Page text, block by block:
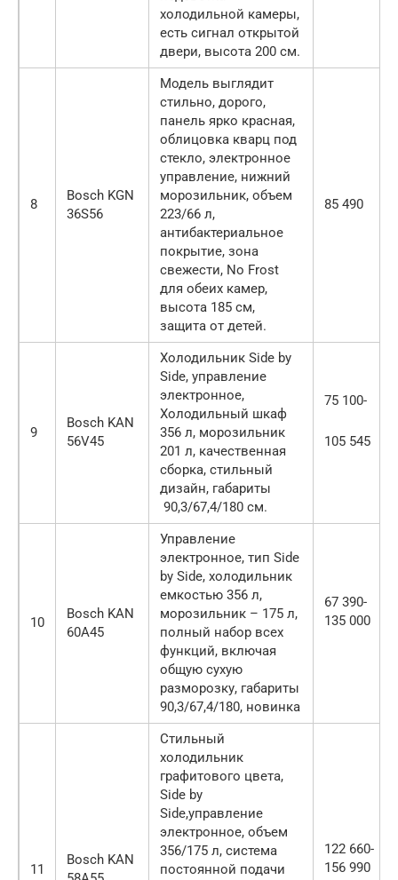
холодильной камеры,
есть сигнал открытой
двери, высота 200 см.
8
Bosch KGN
36S56
Модель выглядит
стильно, дорого,
панель ярко красная,
облицовка кварц под
стекло, электронное
управление, нижний
морозильник, объем
223/66 л,
антибактериальное
покрытие, зона
свежести, No Frost
для обеих камер,
высота 185 см,
защита от детей.
85 490
9
Bosch KAN
56V45
Холодильник Side by
Side, управление
электронное,
Холодильный шкаф
356 л, морозильник
201 л, качественная
сборка, стильный
дизайн, габариты
90,3/67,4/180 см.
75 100-
105 545
10
Bosch KAN
60A45
Управление
электронное, тип Side
by Side, холодильник
емкостью 356 л,
морозильник – 175 л,
полный набор всех
функций, включая
общую сухую
разморозку, габариты
90,3/67,4/180, новинка
67 390-
135 000
11
Bosch KAN
Стильный
холодильник
графитового цвета,
Side by
Side,управление
электронное, объем
356/175 л, система
постоянной подачи
122 660-
156 990